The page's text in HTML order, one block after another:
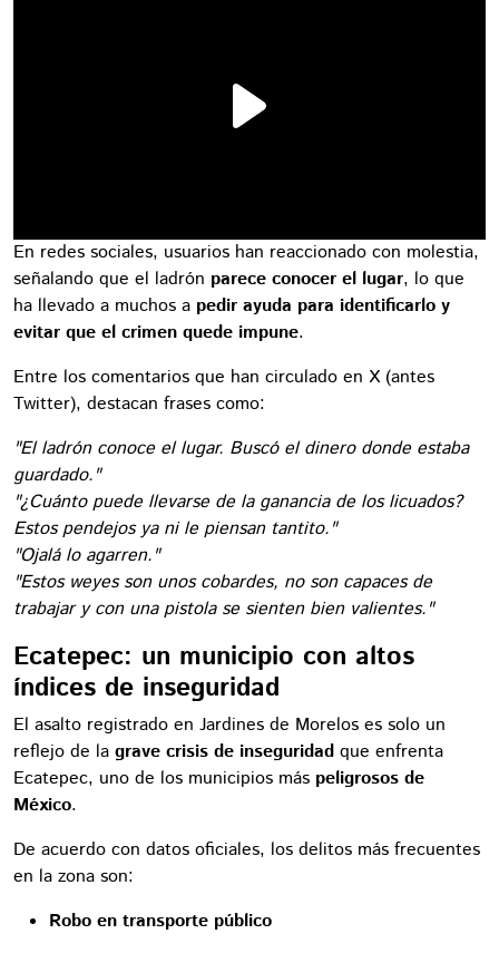
En redes sociales, usuarios han reaccionado con molestia,
señalando que el ladrón parece conocer el lugar, lo que
ha llevado a muchos a pedir ayuda para identificarlo y
evitar que el crimen quede impune.
Entre los comentarios que han circulado en X (antes
Twitter), destacan frases como:
"El ladrón conoce el lugar. Buscó el dinero donde estaba
guardado."
"¿Cuánto puede llevarse de la ganancia de los licuados?
Estos pendejos ya ni le piensan tantito."
"Ojalá lo agarren."
"Estos weyes son unos cobardes, no son capaces de
trabajar y con una pistola se sienten bien valientes."
Ecatepec: un municipio con altos
índices de inseguridad
El asalto registrado en Jardines de Morelos es solo un
reflejo de la grave crisis de inseguridad que enfrenta
Ecatepec, uno de los municipios más peligrosos de
México.
De acuerdo con datos oficiales, los delitos más frecuentes
en la zona son:
Robo en transporte público